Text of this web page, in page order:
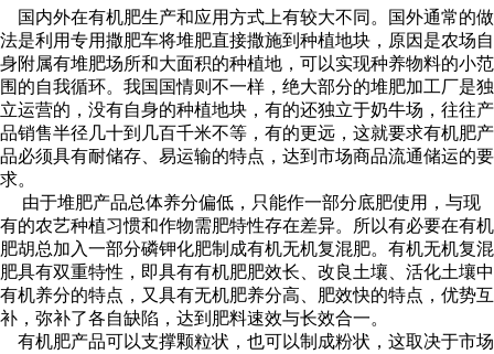
国内外在有机肥生产和应用方式上有较大不同。国外通常的做
法是利用专用撒肥车将堆肥直接撒施到种植地块，原因是农场自
身附属有堆肥场所和大面积的种植地，可以实现种养物料的小范
围的自我循环。我国国情则不一样，绝大部分的堆肥加工厂是独
立运营的，没有自身的种植地块，有的还独立于奶牛场，往往产
品销售半径几十到几百千米不等，有的更远，这就要求有机肥产
品必须具有耐储存、易运输的特点，达到市场商品流通储运的要
求。
由于堆肥产品总体养分偏低，只能作一部分底肥使用，与现
有的农艺种植习惯和作物需肥特性存在差异。所以有必要在有机
肥胡总加入一部分磷钾化肥制成有机无机复混肥。有机无机复混
肥具有双重特性，即具有有机肥肥效长、改良土壤、活化土壤中
有机养分的特点，又具有无机肥养分高、肥效快的特点，优势互
补，弥补了各自缺陷，达到肥料速效与长效合一。
有机肥产品可以支撑颗粒状，也可以制成粉状，这取决于市场